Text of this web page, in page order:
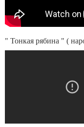
" Тонкая рябина " (